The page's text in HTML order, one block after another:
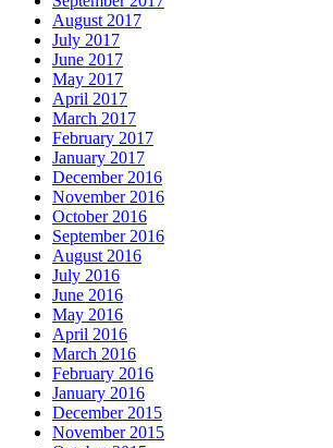
August 2017
July 2017
June 2017
May 2017
April 2017
March 2017
February 2017
January 2017
December 2016
November 2016
October 2016
September 2016
August 2016
July 2016
June 2016
May 2016
April 2016
March 2016
February 2016
January 2016
December 2015
November 2015